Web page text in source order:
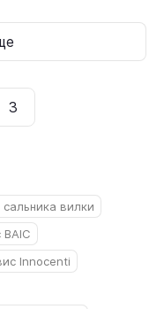
3
вилки
Innocenti